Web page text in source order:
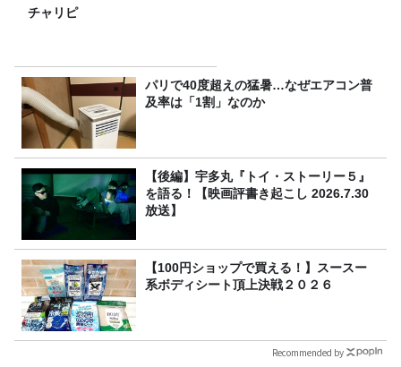
チャリピ
パリで40度超えの猛暑…なぜエアコン普
及率は「1割」なのか
【後編】宇多丸『トイ・ストーリー５』
を語る！【映画評書き起こし 2026.7.30
放送】
【100円ショップで買える！】スースー
系ボディシート頂上決戦２０２６
Recommended by